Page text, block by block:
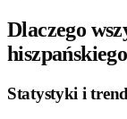
Dlaczego
Statystyki i